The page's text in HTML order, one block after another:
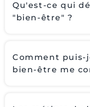
Qu'est-ce qui
"bien-être" ?
Comment puis-
bien-être me